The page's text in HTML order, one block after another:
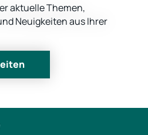
aktuelle Themen,
Neuigkeiten aus Ihrer